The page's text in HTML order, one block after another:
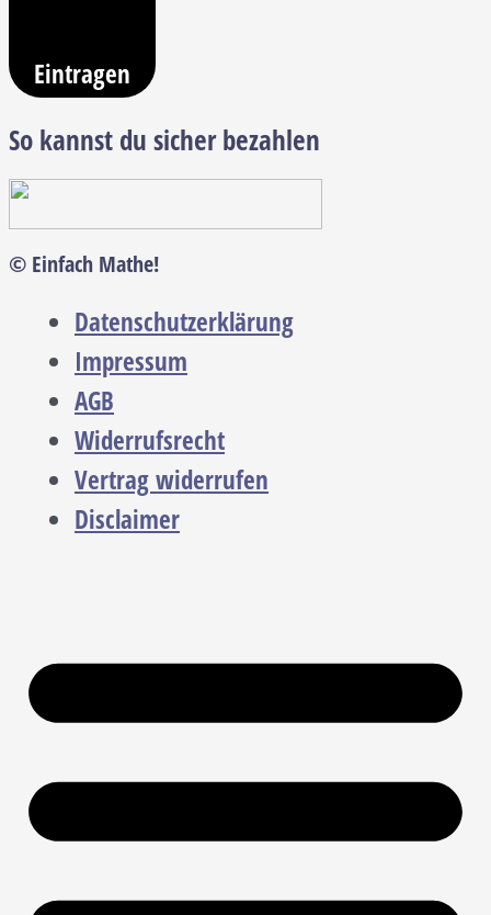
Eintragen
So kannst du sicher bezahlen
© Einfach Mathe!
Datenschutzerklärung
Impressum
AGB
Widerrufsrecht
Vertrag widerrufen
Disclaimer